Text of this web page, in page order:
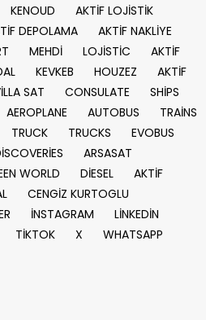
KENOUD
AKTİF LOJİSTİK
DEPOLAMA
AKTİF NAKLİYE
MEHDİ LOJİSTİC
AKTİF
KEVKEB HOUZEZ
AKTİF
SAT CONSULATE
SHİPS
AEROPLANE AUTOBUS
TRAİNS
TRUCK TRUCKS
EVOBUS
ARSASAT
WORLD DİESEL
AKTİF
CENGİZ KURTOGLU
İNSTAGRAM
LİNKEDİN
TİKTOK X
WHATSAPP